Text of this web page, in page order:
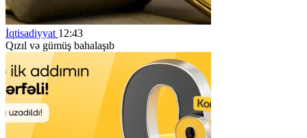
İqtisadiyyat 12:43
Qızıl və gümüş bahalaşıb